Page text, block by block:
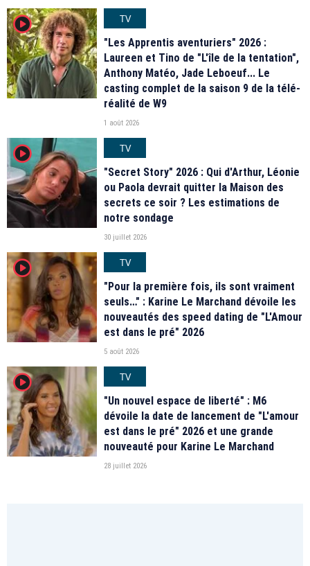
player2
TV
"Les Apprentis aventuriers" 2026 :
Laureen et Tino de "L'île de la tentation",
Anthony Matéo, Jade Leboeuf... Le
casting complet de la saison 9 de la télé-
réalité de W9
1 août 2026
player2
TV
"Secret Story" 2026 : Qui d'Arthur, Léonie
ou Paola devrait quitter la Maison des
secrets ce soir ? Les estimations de
notre sondage
30 juillet 2026
player2
TV
"Pour la première fois, ils sont vraiment
seuls…" : Karine Le Marchand dévoile les
nouveautés des speed dating de "L'Amour
est dans le pré" 2026
5 août 2026
player2
TV
"Un nouvel espace de liberté" : M6
dévoile la date de lancement de "L'amour
est dans le pré" 2026 et une grande
nouveauté pour Karine Le Marchand
28 juillet 2026